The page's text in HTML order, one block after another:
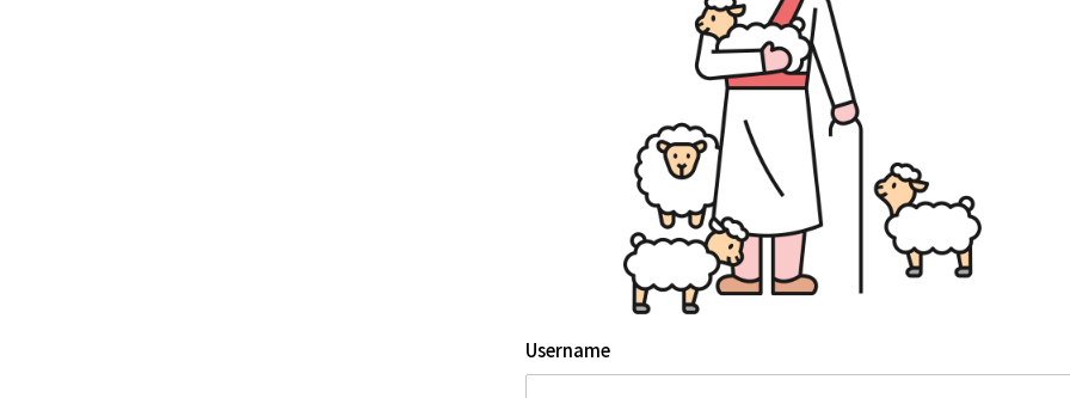
Username